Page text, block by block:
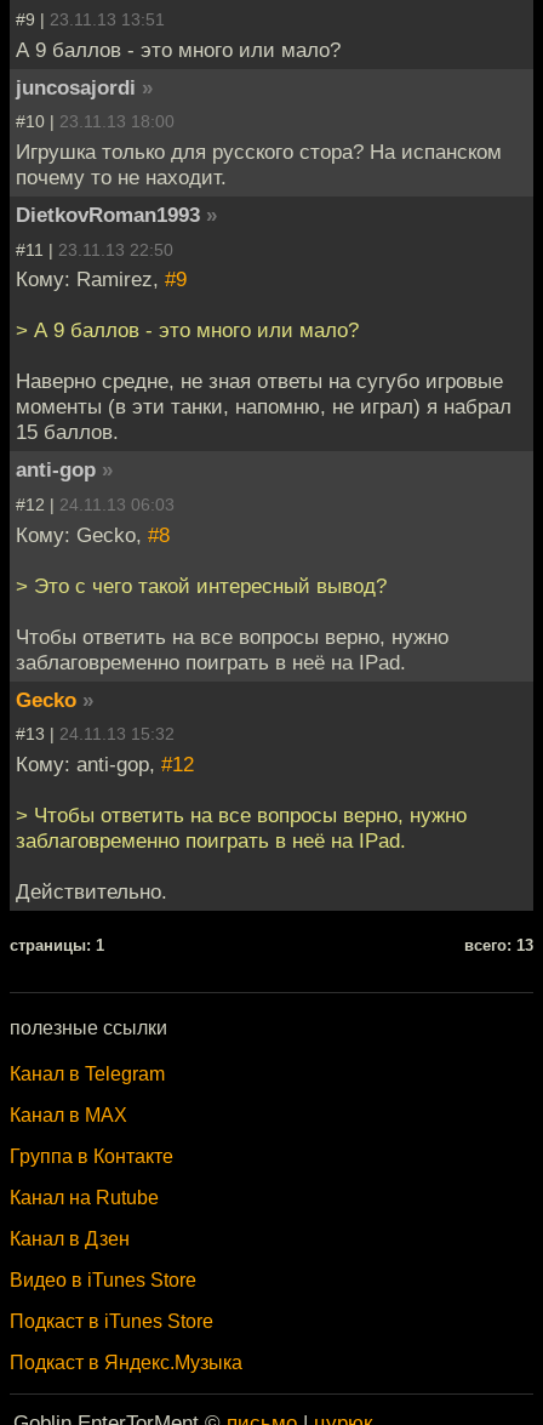
#9 | 23.11.13 13:51
А 9 баллов - это много или мало?
juncosajordi »
#10 | 23.11.13 18:00
Игрушка только для русского стора? На испанском
почему то не находит.
DietkovRoman1993 »
#11 | 23.11.13 22:50
Кому: Ramirez, #9
> А 9 баллов - это много или мало?
Наверно средне, не зная ответы на сугубо игровые
моменты (в эти танки, напомню, не играл) я набрал
15 баллов.
anti-gop »
#12 | 24.11.13 06:03
Кому: Gecko, #8
> Это с чего такой интересный вывод?
Чтобы ответить на все вопросы верно, нужно
заблаговременно поиграть в неё на IPad.
Gecko »
#13 | 24.11.13 15:32
Кому: anti-gop, #12
> Чтобы ответить на все вопросы верно, нужно
заблаговременно поиграть в неё на IPad.
Действительно.
cтраницы: 1 всего: 13
полезные ссылки
Канал в Telegram
Канал в MAX
Группа в Контакте
Канал на Rutube
Канал в Дзен
Видео в iTunes Store
Подкаст в iTunes Store
Подкаст в Яндекс.Музыка